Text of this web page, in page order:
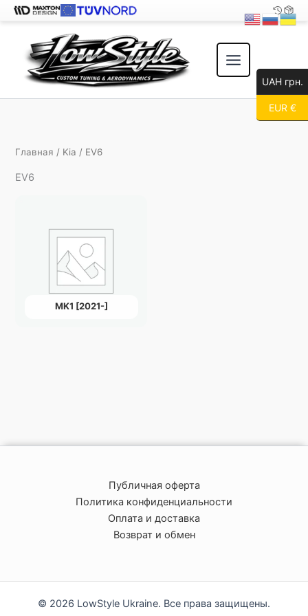
содержимому
Главная / Kia / EV6
EV6
MK1 [2021-]
Публичная оферта
Политика конфиденциальности
Оплата и доставка
Возврат и обмен
© 2026 LowStyle Ukraine. Все права защищены.
UAH грн.
EUR €